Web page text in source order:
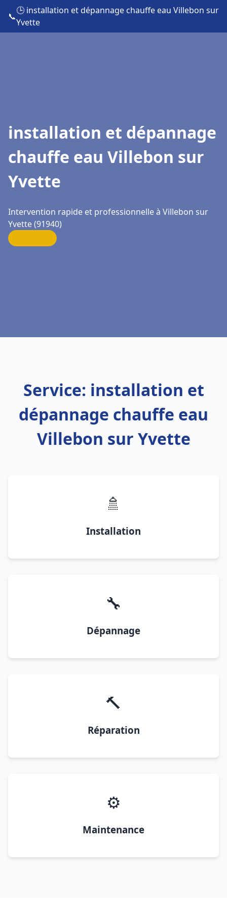
📞
🕒 installation et dépannage chauffe eau Villebon sur
Yvette
installation et dépannage
chauffe eau Villebon sur
Yvette
Intervention rapide et professionnelle à Villebon sur
Yvette (91940)
Service: installation et
dépannage chauffe eau
Villebon sur Yvette
🚿
Installation
🔧
Dépannage
🔨
Réparation
⚙️
Maintenance